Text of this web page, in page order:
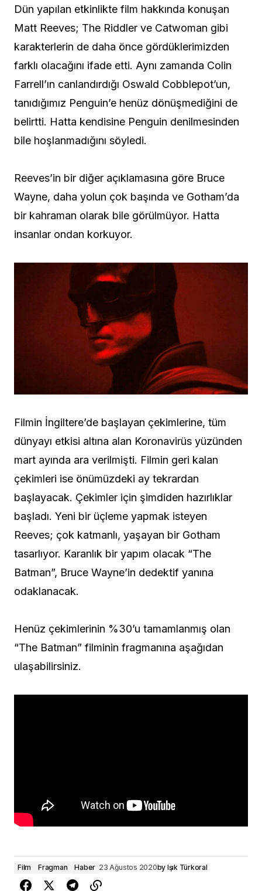
Dün yapılan etkinlikte film hakkında konuşan
Matt Reeves; The Riddler ve Catwoman gibi
karakterlerin de daha önce gördüklerimizden
farklı olacağını ifade etti. Aynı zamanda Colin
Farrell’ın canlandırdığı Oswald Cobblepot’un,
tanıdığımız Penguin’e henüz dönüşmediğini de
belirtti. Hatta kendisine Penguin denilmesinden
bile hoşlanmadığını söyledi.
Reeves’in bir diğer açıklamasına göre Bruce
Wayne, daha yolun çok başında ve Gotham’da
bir kahraman olarak bile görülmüyor. Hatta
insanlar ondan korkuyor.
Filmin İngiltere’de başlayan çekimlerine, tüm
dünyayı etkisi altına alan Koronavirüs yüzünden
mart ayında ara verilmişti. Filmin geri kalan
çekimleri ise önümüzdeki ay tekrardan
başlayacak. Çekimler için şimdiden hazırlıklar
başladı. Yeni bir üçleme yapmak isteyen
Reeves; çok katmanlı, yaşayan bir Gotham
tasarlıyor. Karanlık bir yapım olacak “The
Batman”, Bruce Wayne’in dedektif yanına
odaklanacak.
Henüz çekimlerinin %30’u tamamlanmış olan
“The Batman” filminin fragmanına aşağıdan
ulaşabilirsiniz.
Film Fragman Haber 23 Ağustos 2020by Işık Türkoral